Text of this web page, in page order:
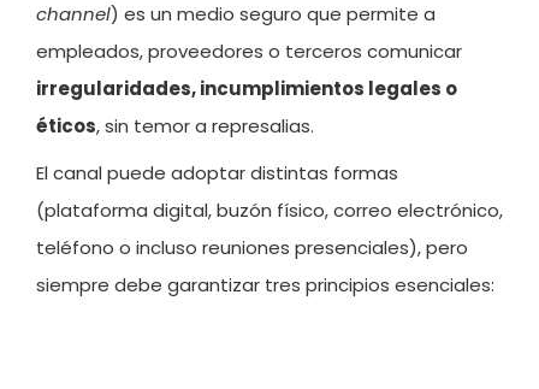
channel) es un medio seguro que permite a
empleados, proveedores o terceros comunicar
irregularidades, incumplimientos legales o
éticos, sin temor a represalias.
El canal puede adoptar distintas formas
(plataforma digital, buzón físico, correo electrónico,
teléfono o incluso reuniones presenciales), pero
siempre debe garantizar tres principios esenciales: